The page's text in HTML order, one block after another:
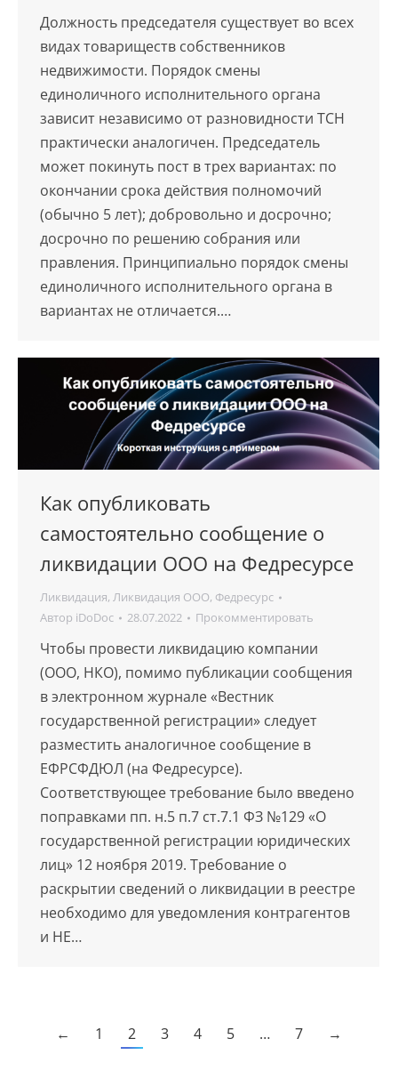
Должность председателя существует во всех
видах товариществ собственников
недвижимости. Порядок смены
единоличного исполнительного органа
зависит независимо от разновидности ТСН
практически аналогичен. Председатель
может покинуть пост в трех вариантах: по
окончании срока действия полномочий
(обычно 5 лет); добровольно и досрочно;
досрочно по решению собрания или
правления. Принципиально порядок смены
единоличного исполнительного органа в
вариантах не отличается.…
Как опубликовать
самостоятельно сообщение о
ликвидации ООО на Федресурсе
Ликвидация, Ликвидация ООО, Федресурс
Автор iDoDoc 28.07.2022 Прокомментировать
Чтобы провести ликвидацию компании
(ООО, НКО), помимо публикации сообщения
в электронном журнале «Вестник
государственной регистрации» следует
разместить аналогичное сообщение в
ЕФРСФДЮЛ (на Федресурсе).
Соответствующее требование было введено
поправками пп. н.5 п.7 ст.7.1 ФЗ №129 «О
государственной регистрации юридических
лиц» 12 ноября 2019. Требование о
раскрытии сведений о ликвидации в реестре
необходимо для уведомления контрагентов
и НЕ…
← 1 2 3 4 5 … 7 →